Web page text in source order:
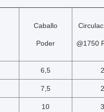
Caballo
Poder @1750
6,5
7,5
10